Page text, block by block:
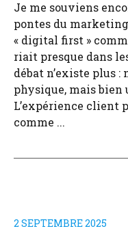
Je me souviens
pontes du
« digital first »
riait presque dans
débat n’existe plus
physique, mais bien
L’expérience client
comme ...
2 SEPTEMBRE 2025